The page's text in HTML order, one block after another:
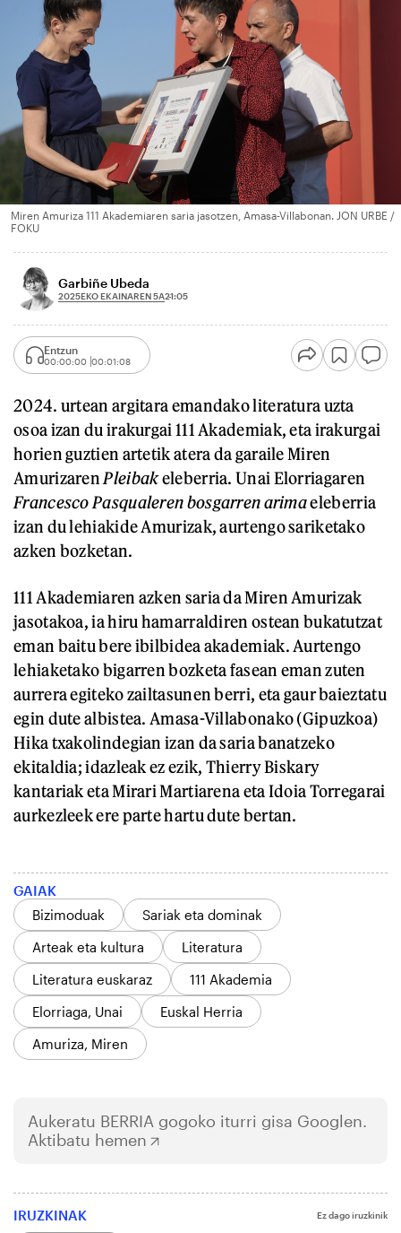
Miren Amuriza 111 Akademiaren saria jasotzen, Amasa-Villabonan. JON URBE /
FOKU
Garbiñe Ubeda
2025EKO EKAINAREN 5A21:05
Entzun
00:00:00 00:01:08
2024. urtean argitara emandako literatura uzta
osoa izan du irakurgai 111 Akademiak, eta irakurgai
horien guztien artetik atera da garaile Miren
Amurizaren Pleibakeleberria. Unai Elorriagaren
Francesco Pasqualeren bosgarren arimaeleberria
izan du lehiakide Amurizak, aurtengo sariketako
azken bozketan.
111 Akademiaren azken saria da Miren Amurizak
jasotakoa, ia hiru hamarraldiren ostean bukatutzat
eman baitu bere ibilbidea akademiak. Aurtengo
lehiaketako bigarren bozketa fasean eman zuten
aurrera egiteko zailtasunen berri, eta gaur baieztatu
egin dute albistea. Amasa-Villabonako (Gipuzkoa)
Hika txakolindegian izan da saria banatzeko
ekitaldia; idazleak ez ezik, Thierry Biskary
kantariak eta Mirari Martiarena eta Idoia Torregarai
aurkezleek ere parte hartu dute bertan.
GAIAK
Bizimoduak
Sariak eta dominak
Arteak eta kultura
Literatura
Literatura euskaraz
111 Akademia
Elorriaga, Unai
Euskal Herria
Amuriza, Miren
Aukeratu BERRIA gogoko iturri gisa Googlen.
Aktibatu hemen
IRUZKINAK Ez dago iruzkinik